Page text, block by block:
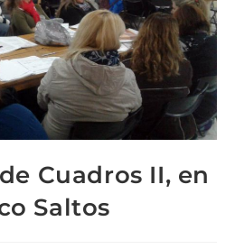
Cuadros II, en
Saltos